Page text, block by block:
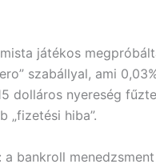
játékos
szabállyal, ami
dolláros nyereség
„fizetési hiba”.
bankroll